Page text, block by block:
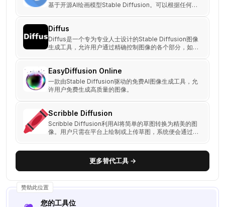
基于开源AI绘画模型Stable Diffusion。可以根据任何文
900 万个 Stable Diffusion 的文本提示，找到更好的创
意。
Diffus
Diffus是一个专为专业人士设计的Stable Diffusion图像
生成工具，允许用户通过精确控制图像的各个部分，如构
EasyDiffusion Online
一款由Stable Diffusion驱动的免费AI图像生成工具，允
许用户免费生成高质量的图像。
Scribble Diffusion
Scribble Diffusion利用AI将简单的草图转换为精美的图
像。用户只需在平台上绘制或上传草图，系统便会通过AI
更多替代工具 →
赞助此位置
您的工具位